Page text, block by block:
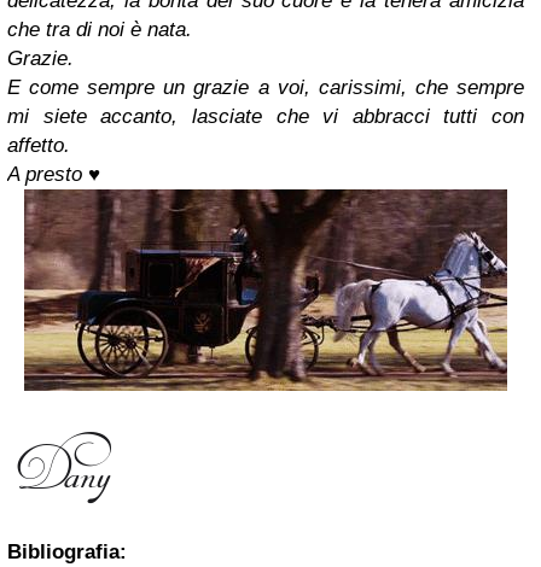
che tra di noi è nata.
Grazie.
E come sempre un grazie a voi, carissimi, che sempre
mi siete accanto, lasciate che vi abbracci tutti con
affetto.
A presto ♥
Bibliografia: